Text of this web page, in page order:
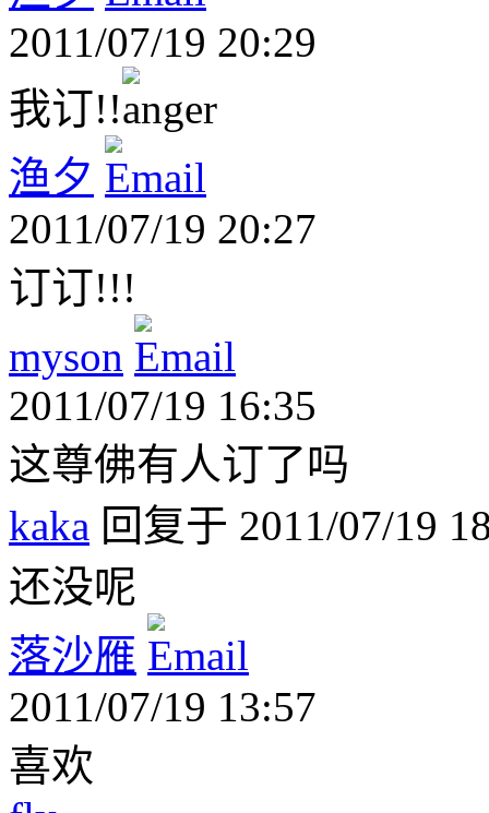
2011/07/19 20:29
我订!!
渔夕
2011/07/19 20:27
订订!!!
myson
2011/07/19 16:35
这尊佛有人订了吗
kaka 回复于 2011/07/19
还没呢
落沙雁
2011/07/19 13:57
喜欢